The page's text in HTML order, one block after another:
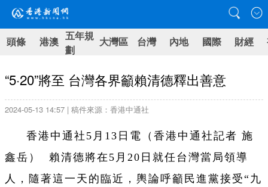
頭條 港澳 五年規
劃
大灣區 台灣 內地 國際 財經
“5·20”將至 台灣各界籲賴清德釋出善意
2024-05-13 14:57 | 稿件來源：香港中通社
香港中通社5月13日電（ 香港中通社記者 施
鑫岳） 賴清德將在5月20日就任台灣當局領導
人，隨著這一天的臨近，輿論呼籲民進黨接受“九